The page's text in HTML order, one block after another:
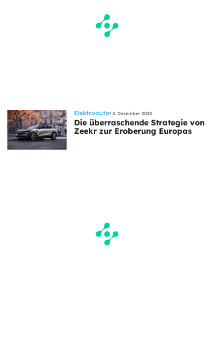
Elektroauto 3. Dezember 2025
Die überraschende Strategie von
Zeekr zur Eroberung Europas